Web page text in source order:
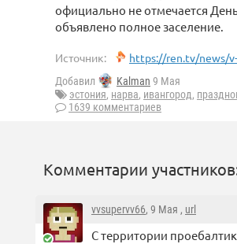
официально не отмечается
объявлено полное заселение.
Источник: https://ren.tv/news/
Добавил Kalman 9 Мая
эстония, нарва, ивангород,
1639 комментариев
Комментарии
vvsupervv66, 9 Мая , url
С территории